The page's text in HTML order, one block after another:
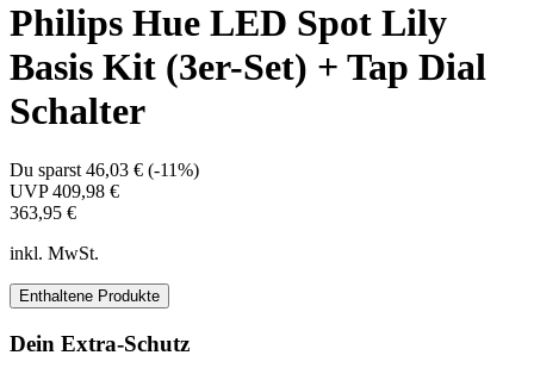
Philips Hue LED Spot Lily
Basis Kit (3er-Set) + Tap Dial
Schalter
Du sparst 46,03 € (-11%)
UVP409,98 €
363,95 €
inkl. MwSt.
Enthaltene Produkte
Dein Extra-Schutz